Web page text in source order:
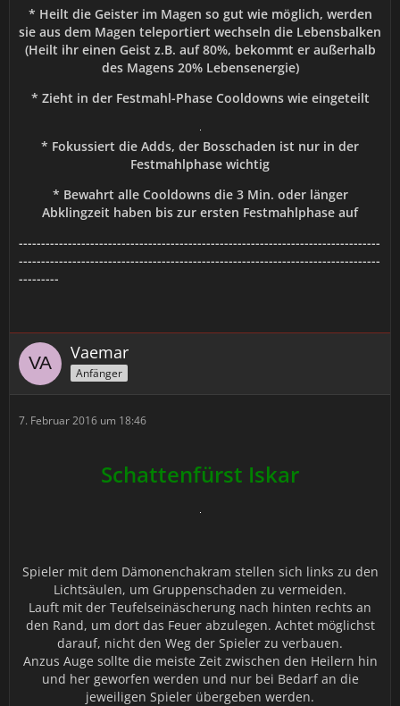
* Heilt die Geister im Magen so gut wie möglich, werden
sie aus dem Magen teleportiert wechseln die Lebensbalken
(Heilt ihr einen Geist z.B. auf 80%, bekommt er außerhalb
des Magens 20% Lebensenergie)
* Zieht in der Festmahl-Phase Cooldowns wie eingeteilt
* Fokussiert die Adds, der Bosschaden ist nur in der
Festmahlphase wichtig
* Bewahrt alle Cooldowns die 3 Min. oder länger
Abklingzeit haben bis zur ersten Festmahlphase auf
---------------------------------------------------------------------------------
---------------------------------------------------------------------------------
---------
Vaemar
Anfänger
7. Februar 2016 um 18:46
Schattenfürst Iskar
Spieler mit dem Dämonenchakram stellen sich links zu den
Lichtsäulen, um Gruppenschaden zu vermeiden.
Lauft mit der Teufelseinäscherung nach hinten rechts an
den Rand, um dort das Feuer abzulegen. Achtet möglichst
darauf, nicht den Weg der Spieler zu verbauen.
Anzus Auge sollte die meiste Zeit zwischen den Heilern hin
und her geworfen werden und nur bei Bedarf an die
jeweiligen Spieler übergeben werden.